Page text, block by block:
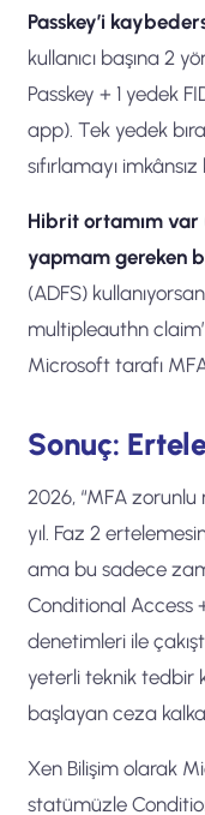
Passkey’i
kullanıcı başına 2
Passkey + 1 yedek
app). Tek yedek
sıfırlamayı imkânsız
Hibrit ortamım var
yapmam gereken
(ADFS)
multipleauthn
Microsoft tarafı
Sonuç:
2026, “MFA zorunlu
yıl. Faz 2
ama bu sadece
Conditional Access
denetimleri ile
yeterli teknik tedbir
başlayan ceza
Xen Bilişim olarak
statümüzle